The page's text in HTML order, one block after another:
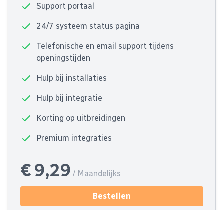
Support portaal
24/7 systeem status pagina
Telefonische en email support tijdens
openingstijden
Hulp bij installaties
Hulp bij integratie
Korting op uitbreidingen
Premium integraties
€ 9,29 / Maandelijks
Bestellen